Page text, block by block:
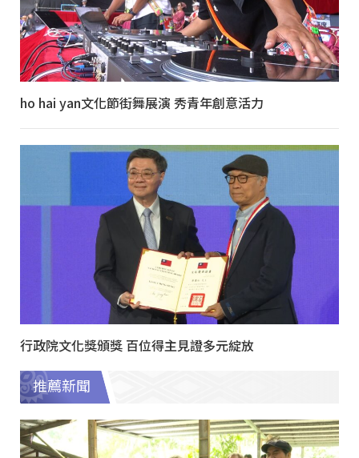
ho hai yan文化節街舞展演 秀青年創意活力
行政院文化獎頒獎 百位得主見證多元綻放
推薦新聞